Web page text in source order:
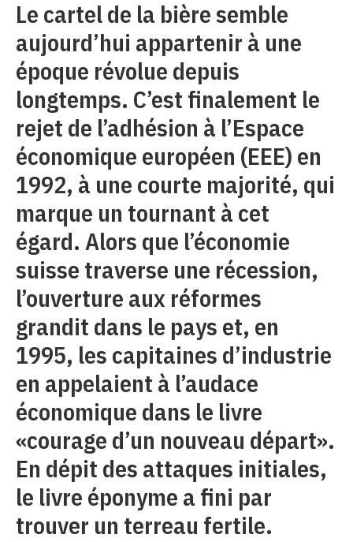
Le cartel de la bière semble
aujourd’hui appartenir à une
époque révolue depuis
longtemps. C’est finalement le
rejet de l’adhésion à l’Espace
économique européen (EEE) en
1992, à une courte majorité, qui
marque un tournant à cet
égard. Alors que l’économie
suisse traverse une récession,
l’ouverture aux réformes
grandit dans le pays et, en
1995, les capitaines d’industrie
en appelaient à l’audace
économique dans le livre
«courage d’un nouveau départ».
En dépit des attaques initiales,
le livre éponyme a fini par
trouver un terreau fertile.